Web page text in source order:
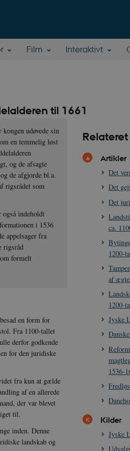
Film Interaktivt
til 1661
udøvede sin
en temmelig løst
og de afsagte
de afgjorde bl.a.
rigsrådet som
indeholdt
i 1536
appelsager fra
rigsråd
formelt
en form for
Fra 1100-tallet
derfor godkende
for den juridiske
fra kun at gælde
af en allerede
der var blevet
til.
inden. Denne
landskab og
Artikler
Det
Det
Det
ca.
1200-
af
1200-
Jyske
1536-
Kilder
Jyske